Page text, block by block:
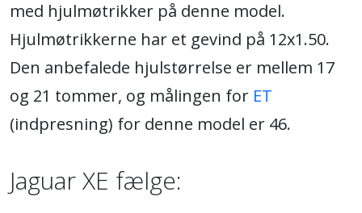
med hjulmøtrikker på denne model.
Hjulmøtrikkerne har et gevind på 12x1.50.
Den anbefalede hjulstørrelse er mellem 17
og 21 tommer, og målingen for ET
(indpresning) for denne model er 46.
Jaguar XE fælge: